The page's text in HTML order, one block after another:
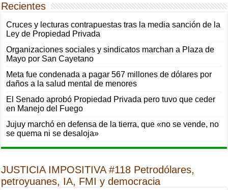
Recientes
Cruces y lecturas contrapuestas tras la media sanción de la
Ley de Propiedad Privada
Organizaciones sociales y sindicatos marchan a Plaza de
Mayo por San Cayetano
Meta fue condenada a pagar 567 millones de dólares por
daños a la salud mental de menores
El Senado aprobó Propiedad Privada pero tuvo que ceder
en Manejo del Fuego
Jujuy marchó en defensa de la tierra, que «no se vende, no
se quema ni se desaloja»
JUSTICIA IMPOSITIVA #118 Petrodólares,
petroyuanes, IA, FMI y democracia